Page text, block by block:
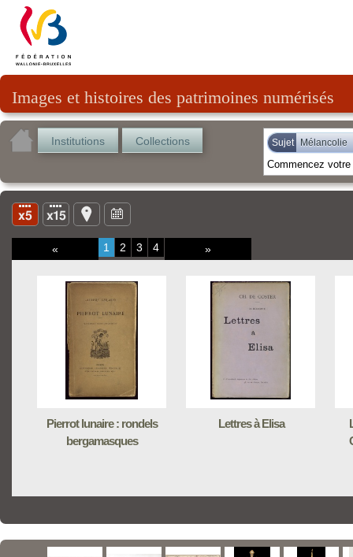
Images et histoires des patrimoines numérisés
Institutions Collections Sujet Mélancolie
« 1 2 3 4 »
Pierrot lunaire : rondels
bergamasques
Lettres à Elisa